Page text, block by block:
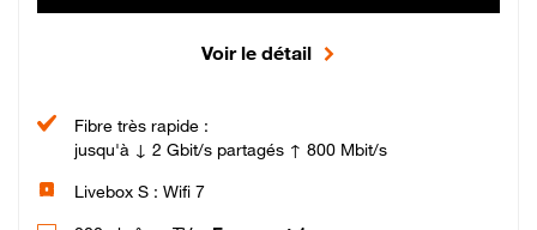
Voir le détail
Fibre très rapide :
jusqu'à ↓ 2 Gbit/s partagés ↑ 800 Mbit/s
Livebox S : Wifi 7